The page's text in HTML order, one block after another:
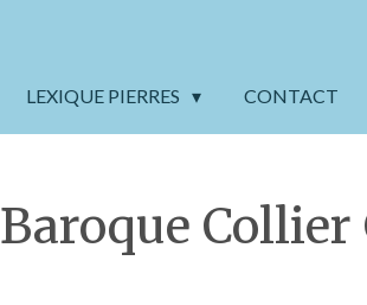
LEXIQUE PIERRES CONTACT
Baroque Collier